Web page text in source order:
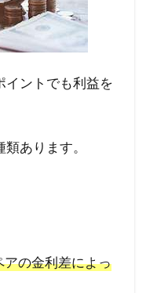
イントでも利益を
あります。
アの金利差によっ